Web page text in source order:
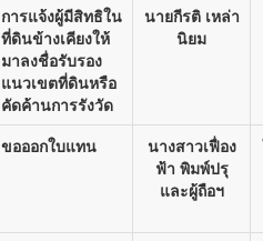
การแจ้งผู้มีสิทธิใน
ที่ดินข้างเคียงให้
มาลงชื่อรับรอง
แนวเขตที่ดินหรือ
คัดค้านการรังวัด
นายกีรติ เหล่า
นิยม
ขอออกใบแทน
นางสาวเฟื่อง
ฟ้า พิมพ์ปรุ
และผู้ถือฯ